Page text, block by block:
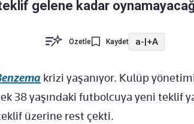
gelene kadar
Özetle Kaydet a-|+A
krizi yaşanıyor. Kulüp
38 yaşındaki futbolcuya yeni teklif
üzerine rest çekti.